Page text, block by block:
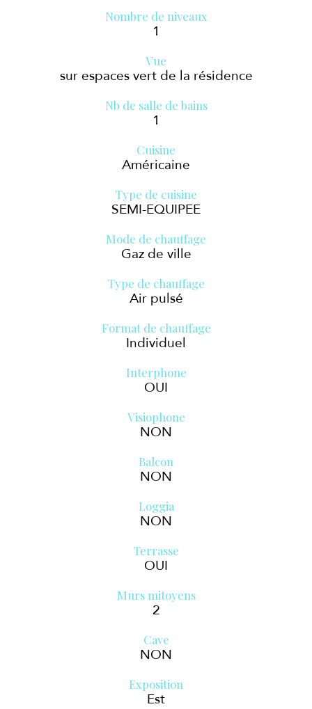
Nombre de niveaux
1
Vue
sur espaces vert de la résidence
Nb de salle de bains
1
Cuisine
Américaine
Type de cuisine
SEMI-EQUIPEE
Mode de chauffage
Gaz de ville
Type de chauffage
Air pulsé
Format de chauffage
Individuel
Interphone
OUI
Visiophone
NON
Balcon
NON
Loggia
NON
Terrasse
OUI
Murs mitoyens
2
Cave
NON
Exposition
Est